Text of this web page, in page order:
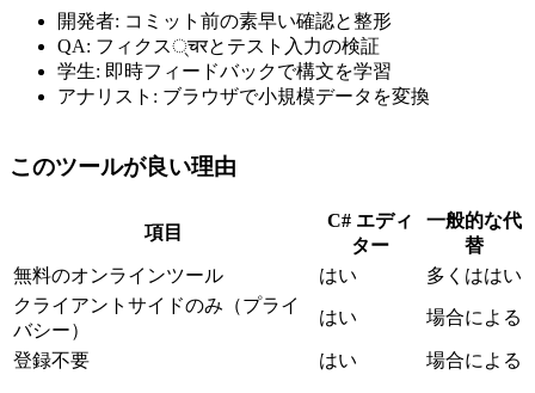
開発者: コミット前の素早い確認と整形
QA: フィクス्चरとテスト入力の検証
学生: 即時フィードバックで構文を学習
アナリスト: ブラウザで小規模データを変換
このツールが良い理由
項目
C# エディ
ター
一般的な代
替
無料のオンラインツール
はい
多くははい
クライアントサイドのみ（プライ
バシー）
はい 場合による
登録不要 はい 場合による